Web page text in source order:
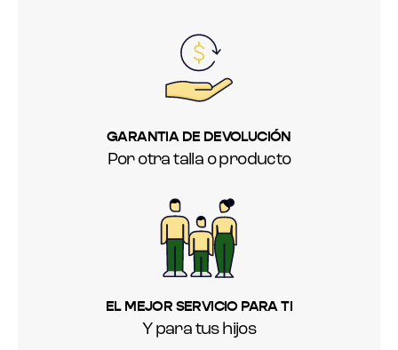
GARANTIA DE DEVOLUCIÓN
Por otra talla o producto
EL MEJOR SERVICIO PARA TI
Y para tus hijos